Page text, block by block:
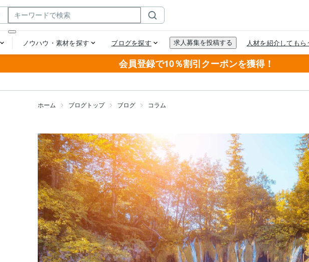
会員登録で10％割引クーポンを獲得！
ホーム ブログトップ ブログ コラム